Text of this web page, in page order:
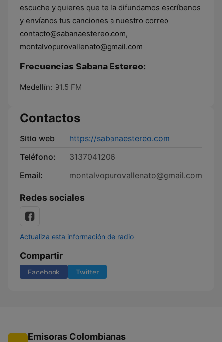
escuche y quieres que te la difundamos escríbenos
y envíanos tus canciones a nuestro correo
contacto@sabanaestereo.com,
montalvopurovallenato@gmail.com
Frecuencias Sabana Estereo:
Medellín: 91.5 FM
Contactos
Sitio web
https://sabanaestereo.com
Teléfono:
3137041206
Email:
montalvopurovallenato@gmail.com
Redes sociales
Actualiza esta información de radio
Compartir
Facebook Twitter
Emisoras Colombianas